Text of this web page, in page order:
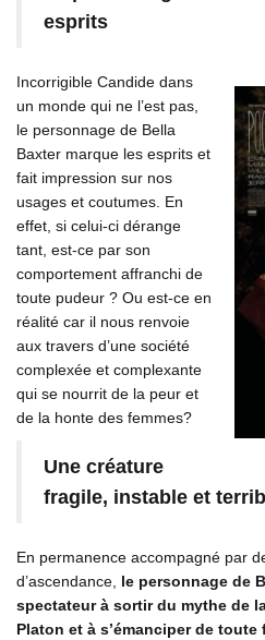
esprits
Incorrigible Candide dans
un monde qui ne l’est pas,
le personnage de Bella
Baxter marque les esprits et
fait impression sur nos
usages et coutumes. En
effet, si celui-ci dérange
tant, est-ce par son
comportement affranchi de
toute pudeur ? Ou est-ce en
réalité car il nous renvoie
aux travers d’une société
complexée et complexante
qui se nourrit de la peur et
de la honte des femmes?
Une créature
fragile, instable et
En permanence accompagné par
d’ascendance, le personnage de
spectateur à sortir du mythe de
Platon et à s’émanciper de toute